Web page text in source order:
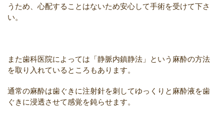
うため、心配することはないため安心して手術を受けて下さ
い。
また歯科医院によっては「静脈内鎮静法」という麻酔の方法
を取り入れているところもあります。
通常の麻酔は歯ぐきに注射針を刺してゆっくりと麻酔液を歯
ぐきに浸透させて感覚を鈍らせます。